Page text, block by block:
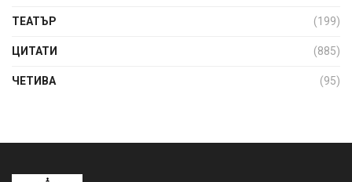
ТЕАТЪР (199)
ЦИТАТИ (885)
ЧЕТИВА (95)